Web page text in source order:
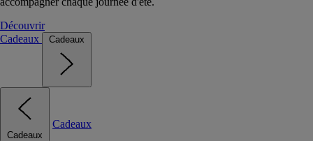
Découvrir
Cadeaux
Cadeaux
Cadeaux
Cadeaux